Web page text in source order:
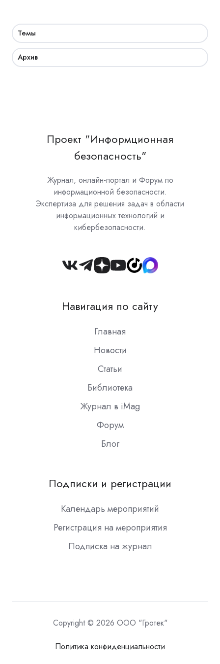
Темы
Архив
Проект "Информционная
безопасность"
Журнал, онлайн-портал и Форум по
информационной безопасности.
Экспертиза для решения задач в области
информационных технологий и
кибербезопасности.
Join
Slack
Навигация по сайту
Главная
Новости
Статьи
Библиотека
Журнал в iMag
Форум
Блог
Подписки и регистрации
Календарь мероприятий
Регистрация на мероприятия
Подписка на журнал
Copyright © 2026 ООО "Гротек"
Политика конфиденциальности